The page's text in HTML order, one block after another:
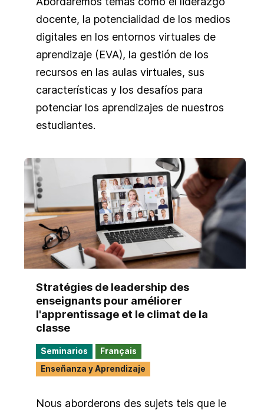
docente, la potencialidad de los medios
digitales en los entornos virtuales de
aprendizaje (EVA), la gestión de los
recursos en las aulas virtuales, sus
características y los desafíos para
potenciar los aprendizajes de nuestros
estudiantes.
Stratégies de leadership des
enseignants pour améliorer
l'apprentissage et le climat de la
classe
Seminarios
Français
Enseñanza y Aprendizaje
Nous aborderons des sujets tels que le